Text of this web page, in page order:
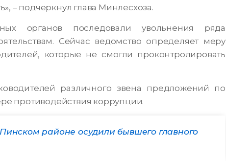
– подчеркнул глава Минлесхоза.
органов последовали увольнения ряда
Сейчас ведомство определяет меру
которые не смогли проконтролировать
различного звена предложений по
противодействия коррупции.
Пинском районе осудили бывшего главного